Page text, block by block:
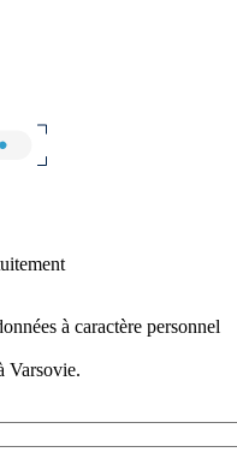
à caractère personnel
Varsovie.